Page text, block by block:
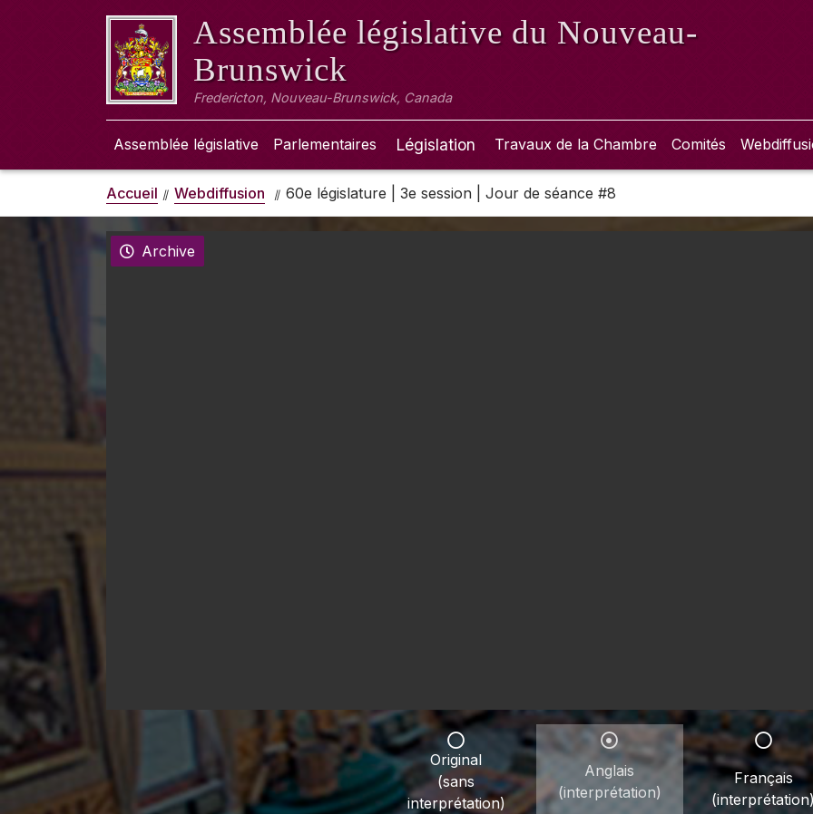
Assemblée législative du Nouveau-
Brunswick
Fredericton, Nouveau-Brunswick, Canada
Assemblée législative Parlementaires Législation Travaux de la Chambre Comités
Accueil Webdiffusion 60e législature | 3e session | Jour de séance #8
Archive
Original
(sans
interprétation)
Anglais
(interprétation)
Français